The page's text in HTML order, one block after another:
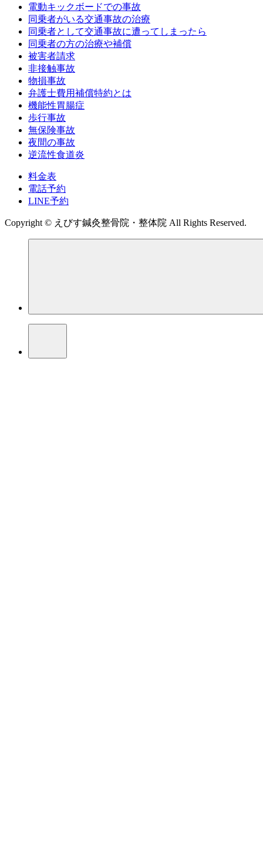
電動キックボードでの事故
同乗者がいる交通事故の治療
同乗者として交通事故に遭ってしまったら
同乗者の方の治療や補償
被害者請求
非接触事故
物損事故
弁護士費用補償特約とは
機能性胃腸症
歩行事故
無保険事故
夜間の事故
逆流性食道炎
料金表
電話予約
LINE予約
Copyright © えびす鍼灸整骨院・整体院 All Rights Reserved.